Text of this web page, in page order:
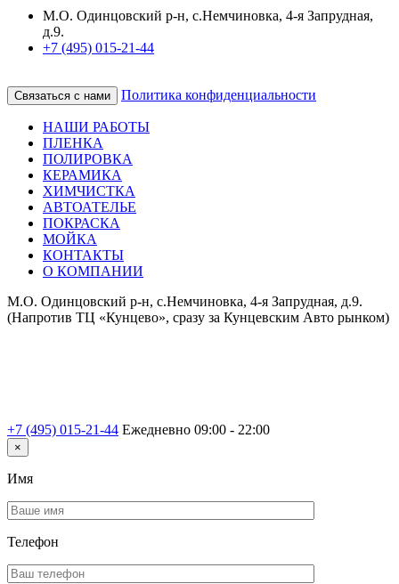
М.О. Одинцовский р-н, с.Немчиновка, 4-я Запрудная,
д.9.
+7 (495) 015-21-44
Связаться с нами Политика конфиденциальности
НАШИ РАБОТЫ
ПЛЕНКА
ПОЛИРОВКА
КЕРАМИКА
ХИМЧИСТКА
АВТОАТЕЛЬЕ
ПОКРАСКА
МОЙКА
КОНТАКТЫ
О КОМПАНИИ
М.О. Одинцовский р-н, с.Немчиновка, 4-я Запрудная, д.9.
(Напротив ТЦ «Кунцево», сразу за Кунцевским Авто рынком)
+7 (495) 015-21-44 Ежедневно 09:00 - 22:00
×
Имя
Телефон